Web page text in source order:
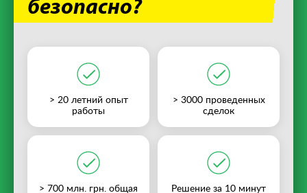
безопасно?
> 20 летний опыт
работы
> 3000 проведенных
сделок
> 700 млн. грн. общая Решение за 10 минут